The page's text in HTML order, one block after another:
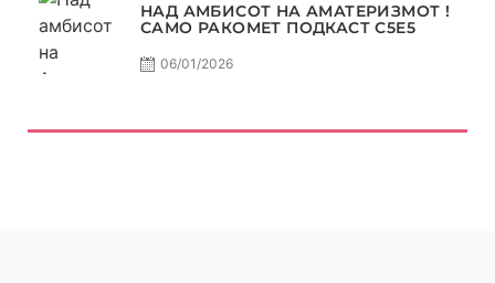
НАД АМБИСОТ НА АМАТЕРИЗМОТ !
САМО РАКОМЕТ ПОДКАСТ С5E5
06/01/2026